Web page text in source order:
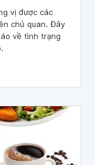
vị được các
chủ quan. Đây
về tình trạng